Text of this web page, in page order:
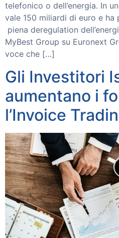
telefonico o dell’energia. In
vale 150 miliardi di euro e
piena deregulation
MyBest Group su Euronext
voce che […]
Gli Investitori
aumentano i
l’Invoice